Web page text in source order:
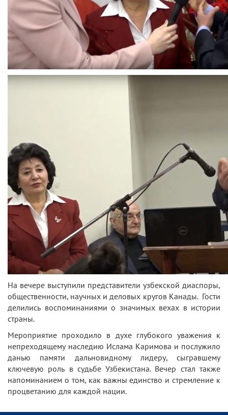
На вечере выступили представители узбекской диаспоры,
общественности, научных и деловых кругов Канады. Гости
делились воспоминаниями о значимых вехах в истории
страны.
Мероприятие проходило в духе глубокого уважения к
непреходящему наследию Ислама Каримова и послужило
данью памяти дальновидному лидеру, сыгравшему
ключевую роль в судьбе Узбекистана. Вечер стал также
напоминанием о том, как важны единство и стремление к
процветанию для каждой нации.